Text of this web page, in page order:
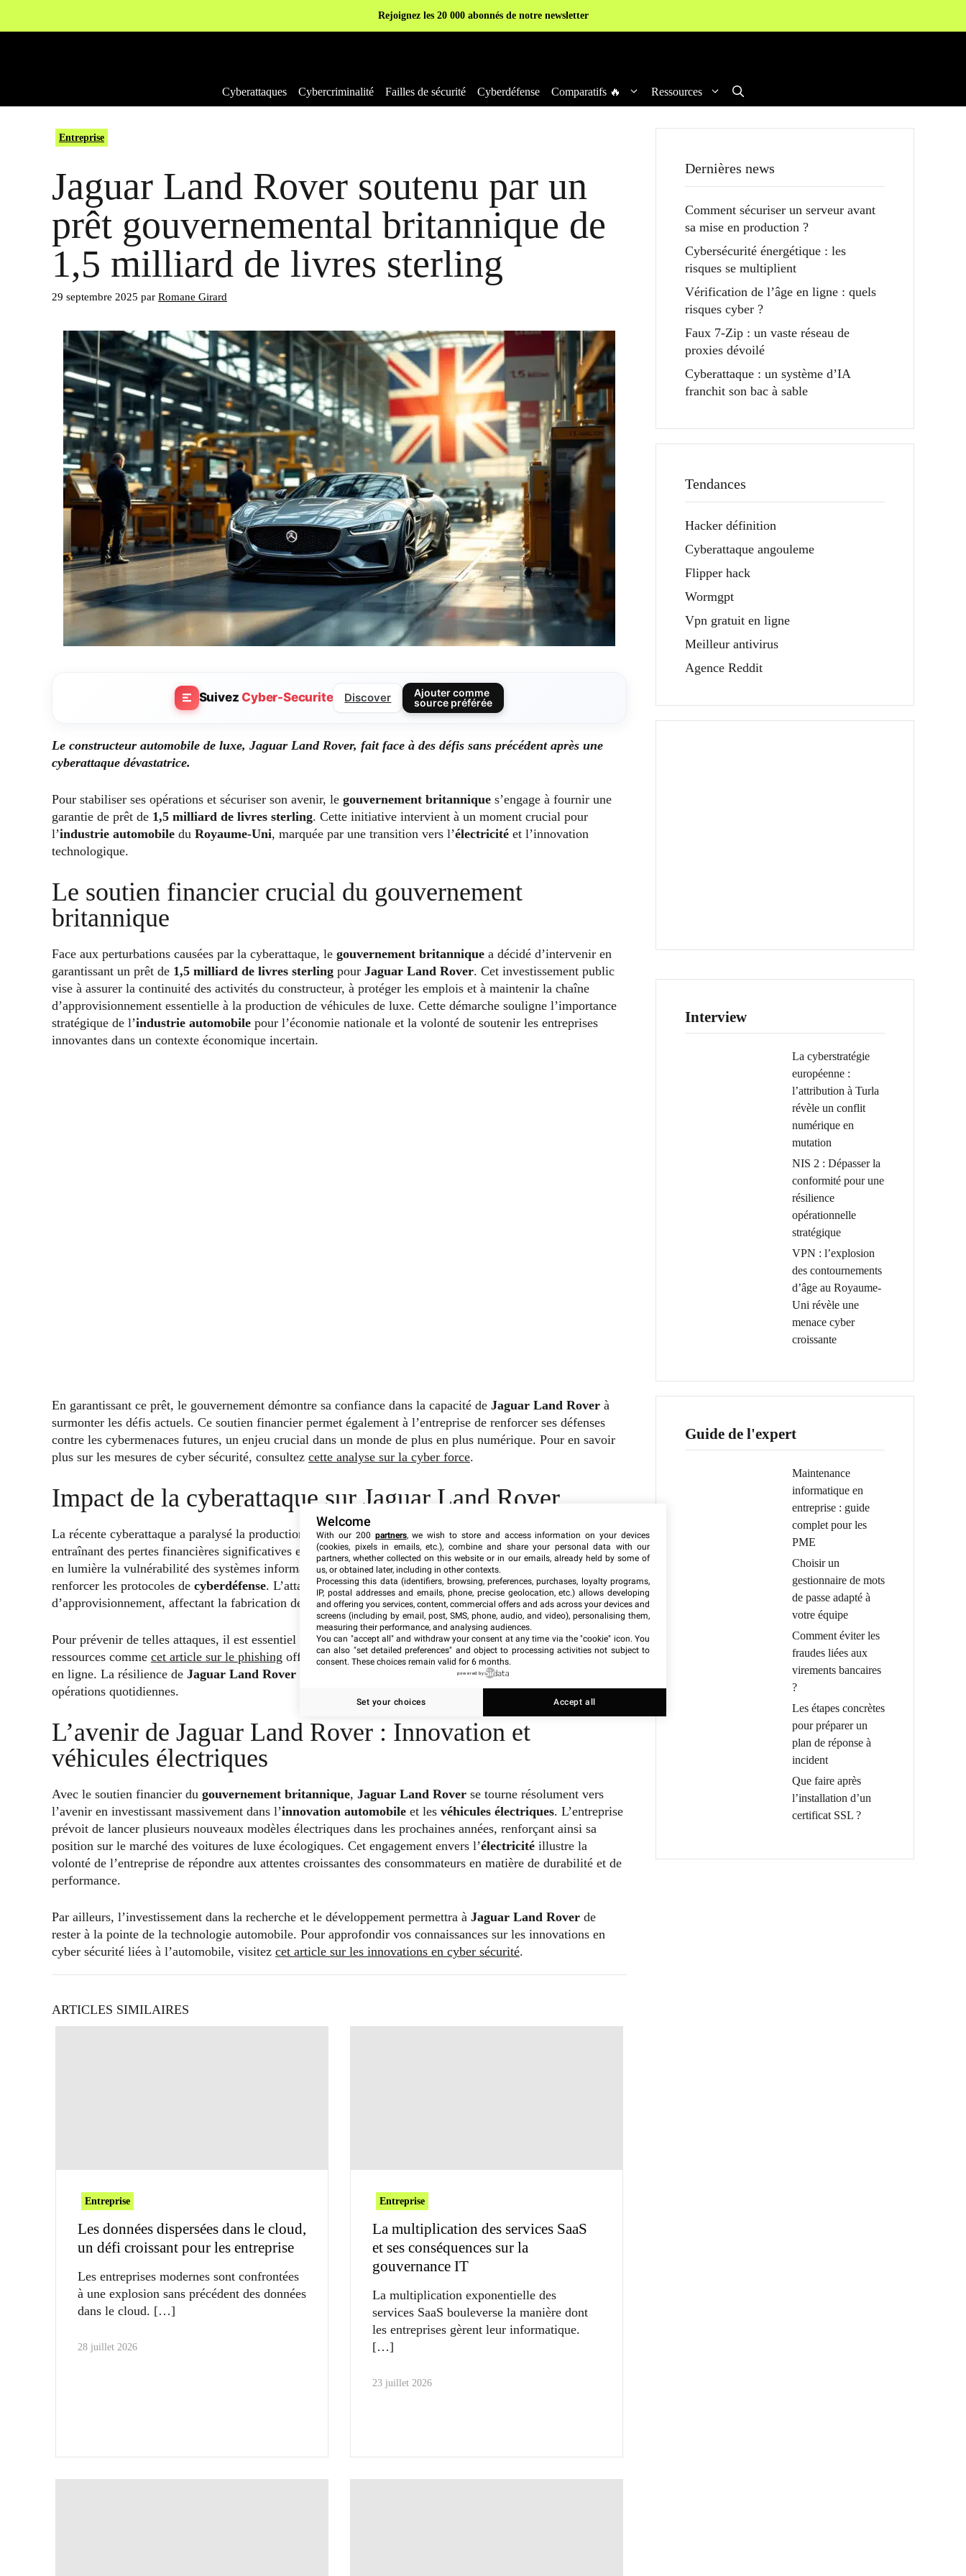
Rejoignez les 20 000 abonnés de notre newsletter
Cyberattaques Cybercriminalité Failles de sécurité Cyberdéfense Comparatifs 🔥 Ressources
Entreprise
Jaguar Land Rover soutenu par un
prêt gouvernemental britannique de
1,5 milliard de livres sterling
29 septembre 2025 par Romane Girard
SuivezCyber-Securite Discover
Ajouter comme
source préférée
Le constructeur automobile de luxe, Jaguar Land Rover, fait face à des défis sans précédent après une
cyberattaque dévastatrice.
Pour stabiliser ses opérations et sécuriser son avenir, le gouvernement britannique s’engage à fournir une
garantie de prêt de 1,5 milliard de livres sterling. Cette initiative intervient à un moment crucial pour
l’industrie automobile du Royaume-Uni, marquée par une transition vers l’électricité et l’innovation
technologique.
Le soutien financier crucial du gouvernement
britannique
Face aux perturbations causées par la cyberattaque, le gouvernement britannique a décidé d’intervenir en
garantissant un prêt de 1,5 milliard de livres sterling pour Jaguar Land Rover. Cet investissement public
vise à assurer la continuité des activités du constructeur, à protéger les emplois et à maintenir la chaîne
d’approvisionnement essentielle à la production de véhicules de luxe. Cette démarche souligne l’importance
stratégique de l’industrie automobile pour l’économie nationale et la volonté de soutenir les entreprises
innovantes dans un contexte économique incertain.
En garantissant ce prêt, le gouvernement démontre sa confiance dans la capacité de Jaguar Land Rover à
surmonter les défis actuels. Ce soutien financier permet également à l’entreprise de renforcer ses défenses
contre les cybermenaces futures, un enjeu crucial dans un monde de plus en plus numérique. Pour en savoir
plus sur les mesures de cyber sécurité, consultez cette analyse sur la cyber force.
Impact de la cyberattaque sur Jaguar Land Rover
La récente cyberattaque a paralysé la production deJaguar Land Roverpendant plusieurs semaines,
entraînant des pertes financières significatives et mettant en péril près de 120 000 emplois. Cet incident met
en lumière la vulnérabilité des systèmes informatiques dans l’ industrie automobileet l’importance de
renforcer les protocoles de cyberdéfense. L’attaque, survenue à la fin août, a perturbé la chaîne
d’approvisionnement, affectant la fabrication de véhicules luxueux et électriques.
Pour prévenir de telles attaques, il est essentiel d’adopter des stratégies robustes decyber sécurité. Des
ressources comme cet article sur le phishing offrent des conseils précieux pour identifier et éviter les pièges
en ligne. La résilience de Jaguar Land Rover dépendra de sa capacité à intégrer ces pratiques dans ses
opérations quotidiennes.
L’avenir de Jaguar Land Rover : Innovation et
véhicules électriques
Avec le soutien financier du gouvernement britannique, Jaguar Land Rover se tourne résolument vers
l’avenir en investissant massivement dans l’innovation automobile et les véhicules électriques. L’entreprise
prévoit de lancer plusieurs nouveaux modèles électriques dans les prochaines années, renforçant ainsi sa
position sur le marché des voitures de luxe écologiques. Cet engagement envers l’électricité illustre la
volonté de l’entreprise de répondre aux attentes croissantes des consommateurs en matière de durabilité et de
performance.
Par ailleurs, l’investissement dans la recherche et le développement permettra à Jaguar Land Rover de
rester à la pointe de la technologie automobile. Pour approfondir vos connaissances sur les innovations en
cyber sécurité liées à l’automobile, visitez cet article sur les innovations en cyber sécurité.
ARTICLES SIMILAIRES
Entreprise
Les données dispersées dans le cloud,
un défi croissant pour les entreprise
Les entreprises modernes sont confrontées
à une explosion sans précédent des données
dans le cloud.
28 juillet 2026
Entreprise
La multiplication des services SaaS
et ses conséquences sur la
gouvernance IT
La multiplication exponentielle des
services SaaS bouleverse la manière dont
les entreprises gèrent leur informatique.
23 juillet 2026
Dernières news
Comment sécuriser un serveur avant
sa mise en production ?
Cybersécurité énergétique : les
risques se multiplient
Vérification de l’âge en ligne : quels
risques cyber ?
Faux 7-Zip : un vaste réseau de
proxies dévoilé
Cyberattaque : un système d’IA
franchit son bac à sable
Tendances
Hacker définition
Cyberattaque angouleme
Flipper hack
Wormgpt
Vpn gratuit en ligne
Meilleur antivirus
Agence Reddit
Interview
La cyberstratégie
européenne :
l’attribution à Turla
révèle un conflit
numérique en
mutation
NIS 2 : Dépasser la
conformité pour une
résilience
opérationnelle
stratégique
VPN : l’explosion
des contournements
d’âge au Royaume-
Uni révèle une
menace cyber
croissante
Guide de l'expert
Maintenance
informatique en
entreprise : guide
complet pour les
PME
Choisir un
gestionnaire de mots
de passe adapté à
votre équipe
Comment éviter les
fraudes liées aux
virements bancaires
?
Les étapes concrètes
pour préparer un
plan de réponse à
incident
Que faire après
l’installation d’un
certificat SSL ?
Welcome
With our 200 partners, we wish to store and access information on your devices
(cookies, pixels in emails, etc.), combine and share your personal data with our
partners, whether collected on this website or in our emails, already held by some of
us, or obtained later, including in other contexts.
Processing this data (identifiers, browsing, preferences, purchases, loyalty programs,
IP, postal addresses and emails, phone, precise geolocation, etc.) allows developing
and offering you services, content, commercial offers and ads across your devices and
screens (including by email, post, SMS, phone, audio, and video), personalising them,
measuring their performance, and analysing audiences.
You can "accept all" and withdraw your consent at any time via the "cookie" icon. You
can also "set detailed preferences" and object to processing activities not subject to
consent. These choices remain valid for 6 months.
powered by
Set your choices Accept all